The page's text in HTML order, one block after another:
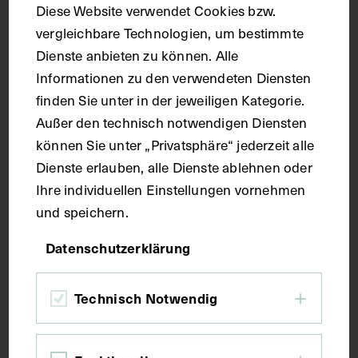
Diese Website verwendet Cookies bzw.
vergleichbare Technologien, um bestimmte
Dienste anbieten zu können. Alle
Informationen zu den verwendeten Diensten
finden Sie unter in der jeweiligen Kategorie.
Außer den technisch notwendigen Diensten
können Sie unter „Privatsphäre“ jederzeit alle
Dienste erlauben, alle Dienste ablehnen oder
Ihre individuellen Einstellungen vornehmen
und speichern.
Datenschutzerklärung
Technisch Notwendig